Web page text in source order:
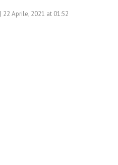
| 22 Aprile, 2021 at 01:52